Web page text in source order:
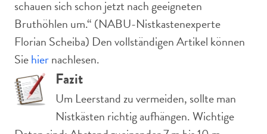
schauen sich schon jetzt nach geeigneten
Bruthöhlen um.“ (NABU-Nistkastenexperte
Florian Scheiba) Den vollständigen Artikel können
Siehiernachlesen.
Fazit
Um Leerstand zu vermeiden, sollte man
Nistkästen richtig aufhängen. Wichtige